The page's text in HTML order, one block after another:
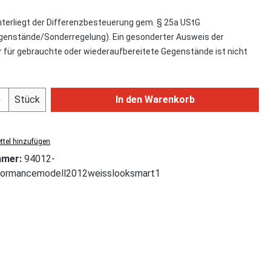
der Differenzbesteuerung gem. § 25a UStG
Sonderregelung). Ein gesonderter Ausweis der
gebrauchte oder wiederaufbereitete Gegenstände ist nicht
Anzahl: Gib den gewünschten Wert ein
Stück In den Warenkorb
hinzufügen
94012-